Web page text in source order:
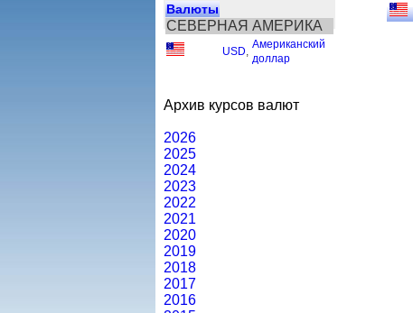
Валюты
СЕВЕРНАЯ АМЕРИКА
USD
Американский
доллар
Архив курсов валют
2026
2025
2024
2023
2022
2021
2020
2019
2018
2017
2016